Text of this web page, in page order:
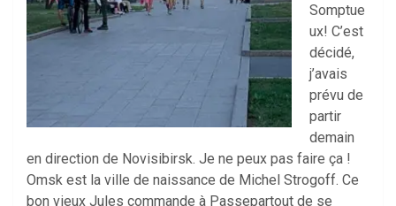
Somptue
ux! C’est
décidé,
j’avais
prévu de
partir
demain
en direction de Novisibirsk. Je ne peux pas faire ça !
Omsk est la ville de naissance de Michel Strogoff. Ce
bon vieux Jules commande à Passepartout de se